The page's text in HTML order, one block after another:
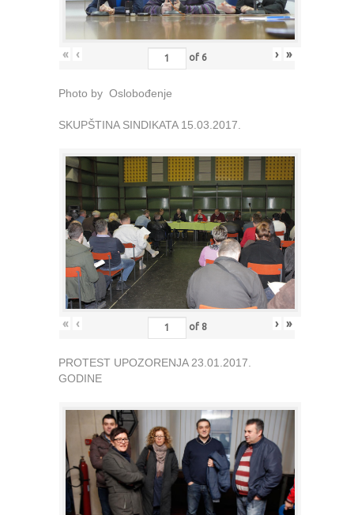
« ‹ of 6 › »
Photo by Oslobođenje
SKUPŠTINA SINDIKATA 15.03.2017.
« ‹ of 8 › »
PROTEST UPOZORENJA 23.01.2017.
GODINE